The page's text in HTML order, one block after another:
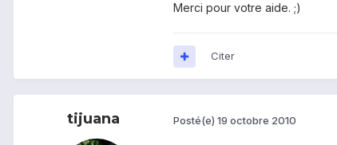
Merci pour votre aide. ;)
Citer
tijuana Posté(e) 19 octobre 2010